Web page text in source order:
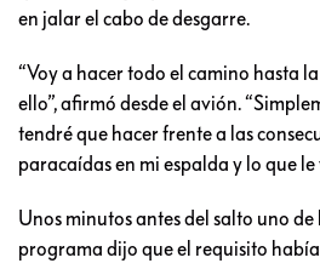
en jalar el cabo de desgarre.
“Voy a hacer todo el camino hasta
ello”, afirmó desde el avión.
tendré que hacer frente a las
paracaídas en mi espalda y lo que le
Unos minutos antes del salto uno de
programa dijo que el requisito